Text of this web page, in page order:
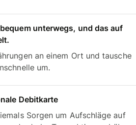
unterwegs, und das auf
an einem Ort und tausche
um.
Debitkarte
Sorgen um Aufschläge auf